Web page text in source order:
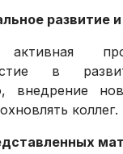
развитие
в
внедрение
коллег.